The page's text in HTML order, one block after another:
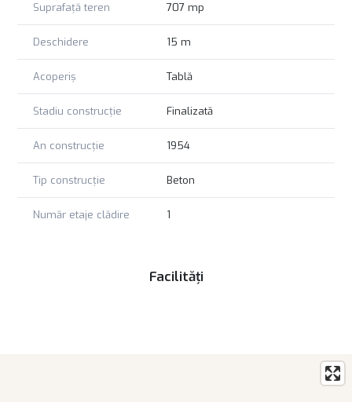
Suprafață teren 707 mp
Deschidere 15 m
Acoperiș Tablă
Stadiu construcție Finalizată
An construcție 1954
Tip construcție Beton
Număr etaje clădire 1
Facilități